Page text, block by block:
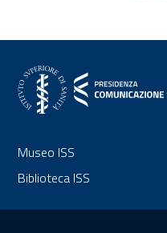
Museo ISS
Biblioteca ISS